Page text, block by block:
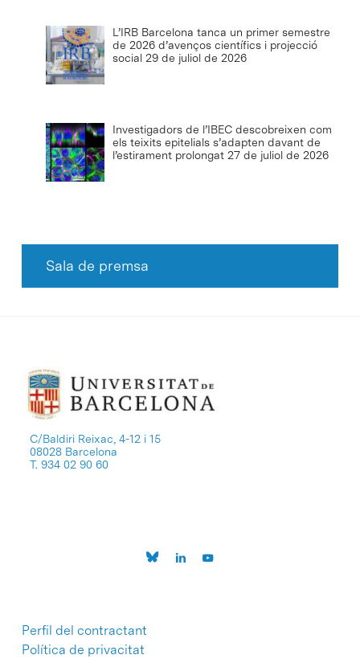
L’IRB Barcelona tanca un primer semestre
de 2026 d’avenços científics i projecció
social 29 de juliol de 2026
Investigadors de l’IBEC descobreixen com
els teixits epitelials s’adapten davant de
l’estirament prolongat 27 de juliol de 2026
Sala de premsa
C/Baldiri Reixac, 4-12 i 15
08028 Barcelona
T. 934 02 90 60
Perfil del contractant
Política de privacitat